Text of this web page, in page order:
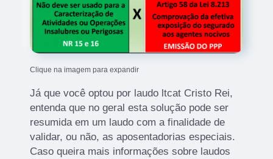
Clique na imagem para expandir
Já que você optou por laudo ltcat Cristo Rei,
entenda que no geral esta solução pode ser
resumida em um laudo com a finalidade de
validar, ou não, as aposentadorias especiais.
Caso queira mais informações sobre laudos